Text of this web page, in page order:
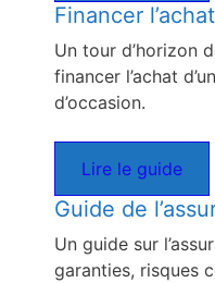
Financer
Un tour d’horizon
financer l’achat
d’occasion.
Lire le guide
Guide de
Un guide sur
garanties, risques